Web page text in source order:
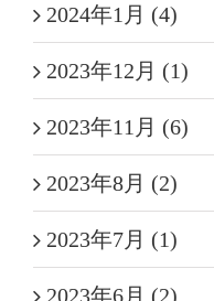
2024年1月 (4)
2023年12月 (1)
2023年11月 (6)
2023年8月 (2)
2023年7月 (1)
2023年6月 (2)